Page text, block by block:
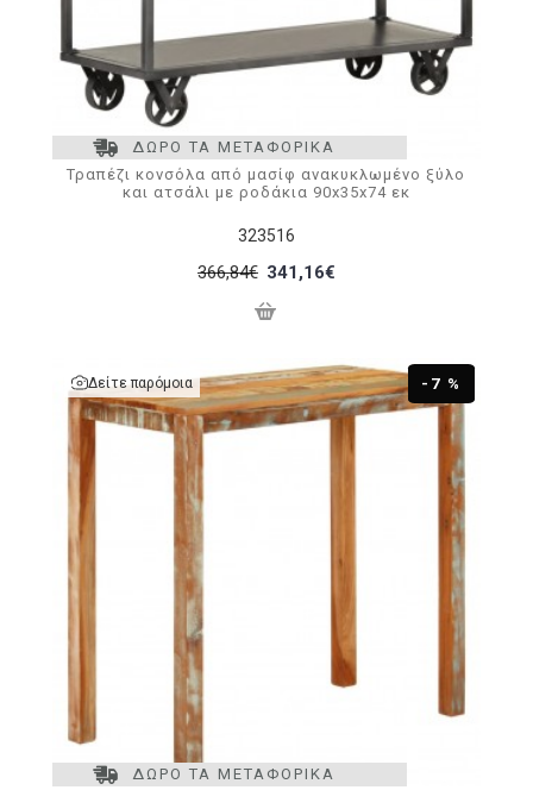
ΔΩΡΟ ΤΑ ΜΕΤΑΦΟΡΙΚΑ
323516
Τραπέζι κονσόλα από μασίφ ανακυκλωμένο ξύλο
και ατσάλι με ροδάκια 90x35x74 εκ
366,84€ 341,16€
ΔΩΡΟ ΤΑ ΜΕΤΑΦΟΡΙΚΑ
-7 %
Δείτε παρόμοια